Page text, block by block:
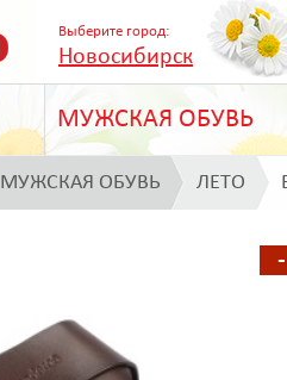
Выберите город:
Новосибирск
МУЖСКАЯ ОБУВЬ
МУЖСКАЯ ОБУВЬ ЛЕТО